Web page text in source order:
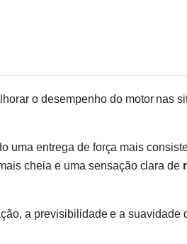
o desempenho do motor nas
uma entrega de força mais
cheia e uma sensação clara de
a previsibilidade e a